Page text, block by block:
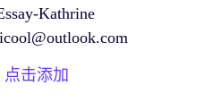
Kathrine
点击添加